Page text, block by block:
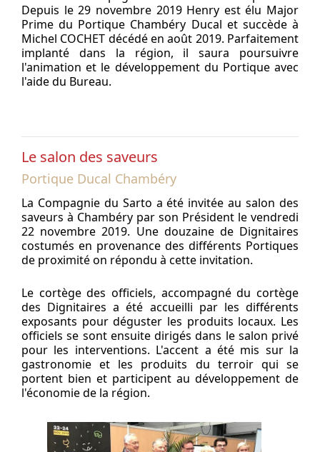
Depuis le 29 novembre 2019 Henry est élu Major
Prime du Portique Chambéry Ducal et succède à
Michel COCHET décédé en août 2019. Parfaitement
implanté dans la région, il saura poursuivre
l'animation et le développement du Portique avec
l'aide du Bureau.
Le salon des saveurs
Portique Ducal Chambéry
La Compagnie du Sarto a été invitée au salon des
saveurs à Chambéry par son Président le vendredi
22 novembre 2019. Une douzaine de Dignitaires
costumés en provenance des différents Portiques
de proximité on répondu à cette invitation.
Le cortège des officiels, accompagné du cortège
des Dignitaires a été accueilli par les différents
exposants pour déguster les produits locaux. Les
officiels se sont ensuite dirigés dans le salon privé
pour les interventions. L'accent a été mis sur la
gastronomie et les produits du terroir qui se
portent bien et participent au développement de
l'économie de la région.